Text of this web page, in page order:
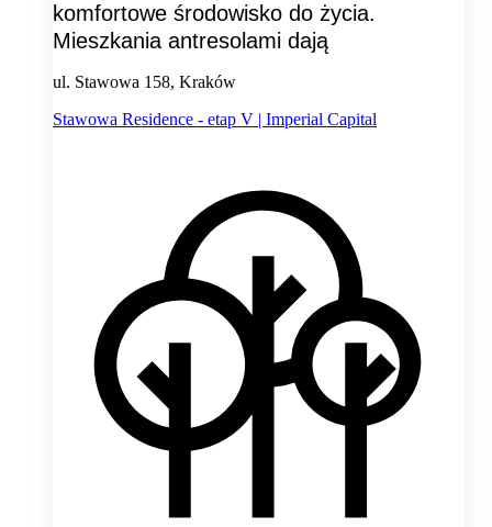
komfortowe środowisko do życia.
Mieszkania antresolami dają
ul. Stawowa 158, Kraków
Stawowa Residence - etap V | Imperial Capital